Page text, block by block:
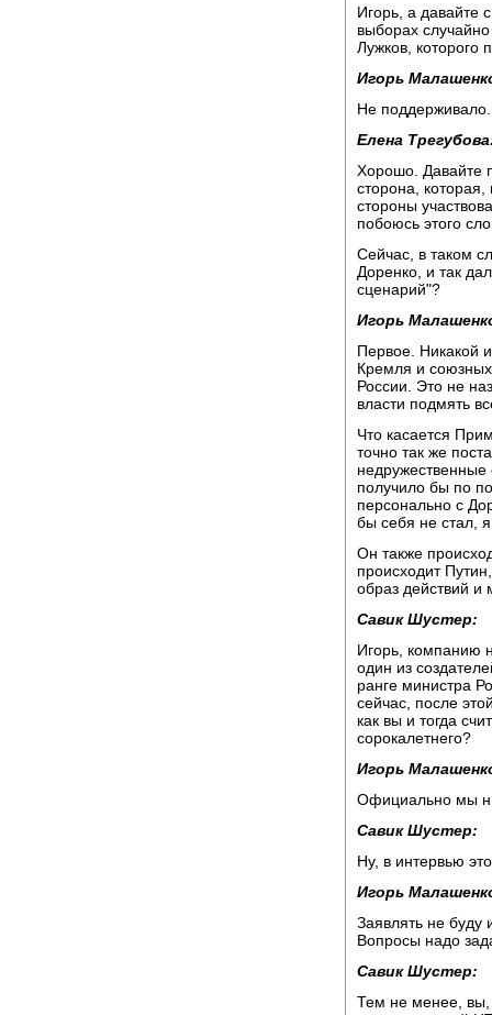
Игорь, а давайте
выборах
Лужков, которого
Игорь
Не поддерживало.
Елена
Хорошо. Давайте
сторона,
стороны
побоюсь этого
Сейчас, в таком
Доренко, и так
сценарий"?
Игорь
Первое. Никакой
Кремля и союзных
России. Это не
власти подмять
Что касается
точно так же
получило бы по
персонально с
бы себя не стал,
Он также
происходит
образ действий и
Савик Шустер:
Игорь, компанию
один из
ранге министра
сейчас, после
как вы и тогда
сорокалетнего?
Игорь
Официально мы
Савик Шустер:
Ну, в интервью
Игорь
Заявлять не буду
Вопросы надо
Савик Шустер:
Тем не менее, вы,